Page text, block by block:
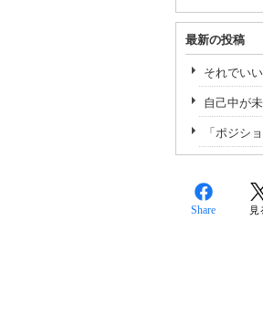
最新の投稿
それでい
自己中が
「ポジシ
Share 見